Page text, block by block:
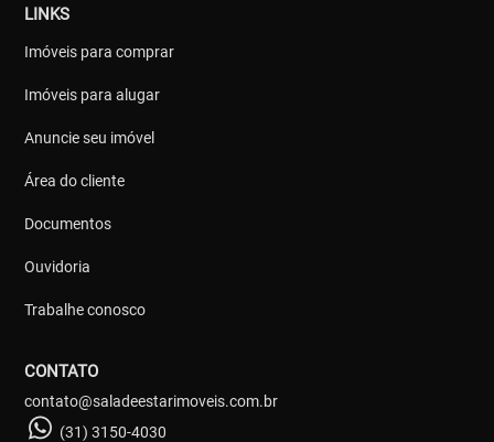
LINKS
Imóveis para comprar
Imóveis para alugar
Anuncie seu imóvel
Área do cliente
Documentos
Ouvidoria
Trabalhe conosco
CONTATO
contato@saladeestarimoveis.com.br
(31) 3150-4030